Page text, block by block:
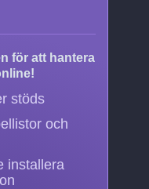
för att hantera
stöds
och
installera